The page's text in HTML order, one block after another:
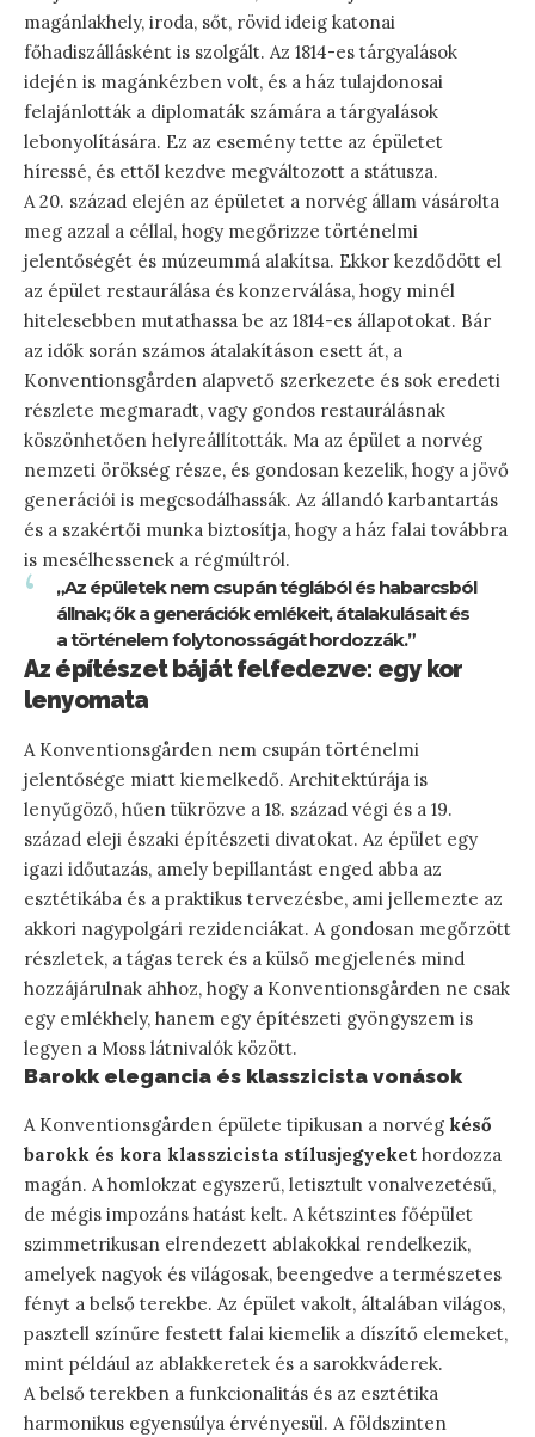
magánlakhely, iroda, sőt, rövid ideig katonai
főhadiszállásként is szolgált. Az 1814-es tárgyalások
idején is magánkézben volt, és a ház tulajdonosai
felajánlották a diplomaták számára a tárgyalások
lebonyolítására. Ez az esemény tette az épületet
híressé, és ettől kezdve megváltozott a státusza.
A 20. század elején az épületet a norvég állam vásárolta
meg azzal a céllal, hogy megőrizze történelmi
jelentőségét és múzeummá alakítsa. Ekkor kezdődött el
az épület restaurálása és konzerválása, hogy minél
hitelesebben mutathassa be az 1814-es állapotokat. Bár
az idők során számos átalakításon esett át, a
Konventionsgården alapvető szerkezete és sok eredeti
részlete megmaradt, vagy gondos restaurálásnak
köszönhetően helyreállították. Ma az épület a norvég
nemzeti örökség része, és gondosan kezelik, hogy a jövő
generációi is megcsodálhassák. Az állandó karbantartás
és a szakértői munka biztosítja, hogy a ház falai továbbra
is mesélhessenek a régmúltról.
„Az épületek nem csupán téglából és habarcsból
állnak; ők a generációk emlékeit, átalakulásait és
a történelem folytonosságát hordozzák.”
Az építészet báját felfedezve: egy kor
lenyomata
A Konventionsgården nem csupán történelmi
jelentősége miatt kiemelkedő. Architektúrája is
lenyűgöző, hűen tükrözve a 18. század végi és a 19.
század eleji északi építészeti divatokat. Az épület egy
igazi időutazás, amely bepillantást enged abba az
esztétikába és a praktikus tervezésbe, ami jellemezte az
akkori nagypolgári rezidenciákat. A gondosan megőrzött
részletek, a tágas terek és a külső megjelenés mind
hozzájárulnak ahhoz, hogy a Konventionsgården ne csak
egy emlékhely, hanem egy építészeti gyöngyszem is
legyen a Moss látnivalók között.
Barokk elegancia és klasszicista vonások
A Konventionsgården épülete tipikusan a norvég késő
barokk és kora klasszicista stílusjegyeket hordozza
magán. A homlokzat egyszerű, letisztult vonalvezetésű,
de mégis impozáns hatást kelt. A kétszintes főépület
szimmetrikusan elrendezett ablakokkal rendelkezik,
amelyek nagyok és világosak, beengedve a természetes
fényt a belső terekbe. Az épület vakolt, általában világos,
pasztell színűre festett falai kiemelik a díszítő elemeket,
mint például az ablakkeretek és a sarokkváderek.
A belső terekben a funkcionalitás és az esztétika
harmonikus egyensúlya érvényesül. A földszinten